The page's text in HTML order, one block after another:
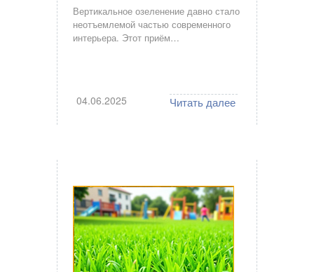
Вертикальное озеленение давно стало
неотъемлемой частью современного
интерьера. Этот приём…
04.06.2025 Читать далее